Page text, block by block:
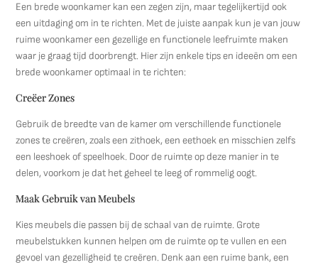
Een brede woonkamer kan een zegen zijn, maar tegelijkertijd ook
een uitdaging om in te richten. Met de juiste aanpak kun je van jouw
ruime woonkamer een gezellige en functionele leefruimte maken
waar je graag tijd doorbrengt. Hier zijn enkele tips en ideeën om een
brede woonkamer optimaal in te richten:
Creëer Zones
Gebruik de breedte van de kamer om verschillende functionele
zones te creëren, zoals een zithoek, een eethoek en misschien zelfs
een leeshoek of speelhoek. Door de ruimte op deze manier in te
delen, voorkom je dat het geheel te leeg of rommelig oogt.
Maak Gebruik van Meubels
Kies meubels die passen bij de schaal van de ruimte. Grote
meubelstukken kunnen helpen om de ruimte op te vullen en een
gevoel van gezelligheid te creëren. Denk aan een ruime bank, een